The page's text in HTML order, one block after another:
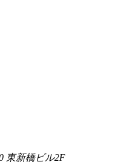
東新橋ビル2F